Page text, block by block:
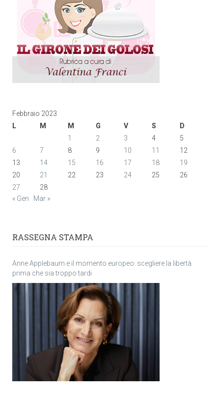
Febbraio 2023
L
M M G V S
D
1
2 3 4
5
6
7 8 9 10 11
12
13
14 15 16 17 18
19
20
21 22 23 24 25
26
27
28
« Gen
Mar »
RASSEGNA STAMPA
Anne Applebaum e il momento europeo: scegliere la libertà
prima che sia troppo tardi